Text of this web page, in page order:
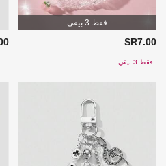
فقط 3 بيقي
SR7.00
فقط 3 بيقي